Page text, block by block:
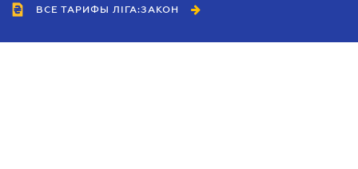
ВСЕ ТАРИФЫ ЛІГА:ЗАКОН